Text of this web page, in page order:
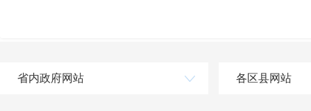
省内政府网站 各区县网站